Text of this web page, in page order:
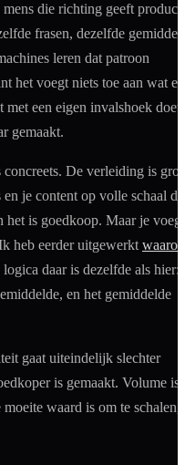
die richting geeft
frasen, dezelfde
leren dat patroon
het voegt niets toe aan wat er
met een eigen invalshoek doet
gemaakt.
De verleiding is
je content op volle schaal
is goedkoop. Maar je voegt
heb eerder uitgewerkt
logica daar is dezelfde als hier:
en het gemiddelde
gaat uiteindelijk slechter
is gemaakt. Volume is
waard is om te schalen,